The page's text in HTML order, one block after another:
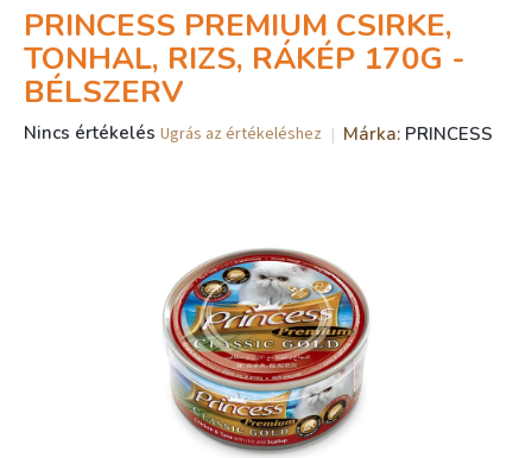
PRINCESS PREMIUM CSIRKE,
TONHAL, RIZS, RÁKÉP 170G -
BÉLSZERV
A
Nincs értékelés Ugrás az értékeléshez Márka: PRINCESS